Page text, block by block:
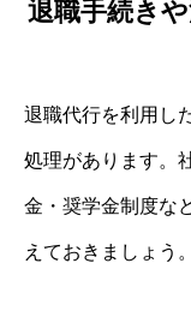
退職手続き
退職代行を利用し
処理があります。
金・奨学金制度な
えておきましょう。